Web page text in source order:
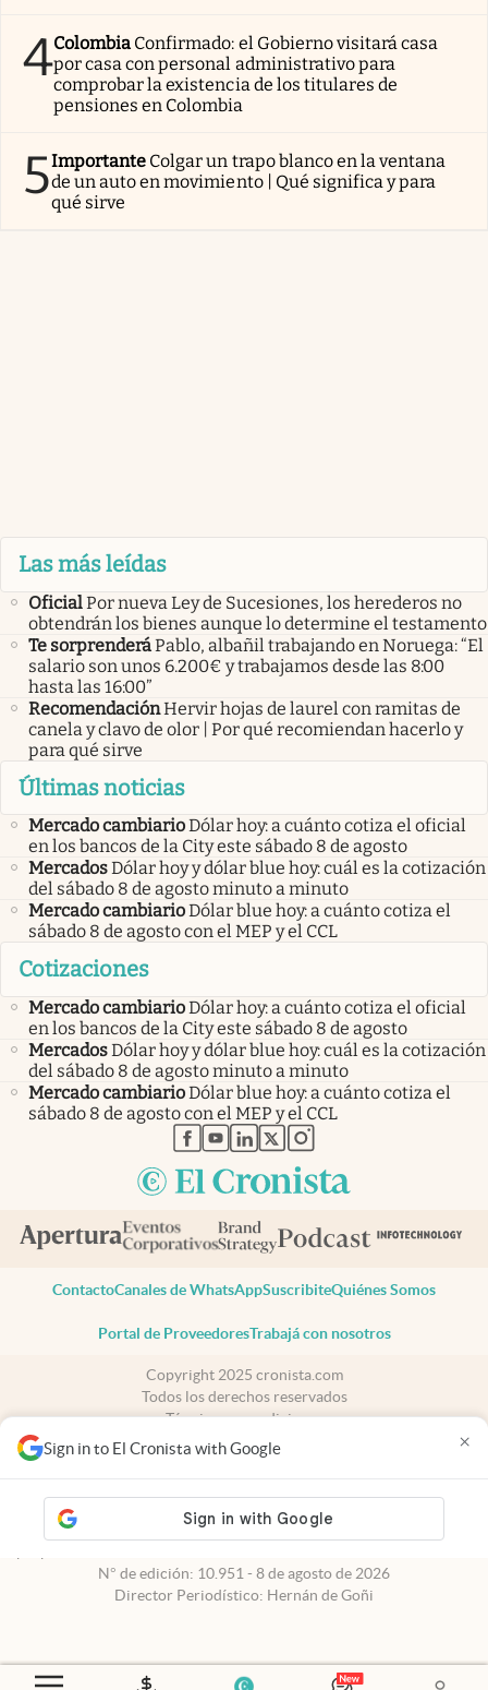
Sign in to El Cronista with Google ×
4Colombia Confirmado: el Gobierno visitará casa
por casa con personal administrativo para
comprobar la existencia de los titulares de
pensiones en Colombia
5Importante Colgar un trapo blanco en la ventana
de un auto en movimiento | Qué significa y para
qué sirve
Las más leídas
OficialPor nueva Ley de Sucesiones, los herederos no
obtendrán los bienes aunque lo determine el testamento
Te sorprenderáPablo, albañil trabajando en Noruega: “El
salario son unos 6.200€ y trabajamos desde las 8:00
hasta las 16:00”
RecomendaciónHervir hojas de laurel con ramitas de
canela y clavo de olor | Por qué recomiendan hacerlo y
para qué sirve
Últimas noticias
Mercado cambiarioDólar hoy: a cuánto cotiza el oficial
en los bancos de la City este sábado 8 de agosto
MercadosDólar hoy y dólar blue hoy: cuál es la cotización
del sábado 8 de agosto minuto a minuto
Mercado cambiarioDólar blue hoy: a cuánto cotiza el
sábado 8 de agosto con el MEP y el CCL
Cotizaciones
Mercado cambiarioDólar hoy: a cuánto cotiza el oficial
en los bancos de la City este sábado 8 de agosto
MercadosDólar hoy y dólar blue hoy: cuál es la cotización
del sábado 8 de agosto minuto a minuto
Mercado cambiarioDólar blue hoy: a cuánto cotiza el
sábado 8 de agosto con el MEP y el CCL
abre en nueva pestaña
abre en nueva pestaña
abre en nueva pestaña
abre en nueva pestaña
abre en nueva pestaña
ContactoCanales de WhatsAppSuscribiteQuiénes Somos
Portal de ProveedoresTrabajá con nosotros
Copyright 2025 cronista.com
Todos los derechos reservados
Términos y condiciones
Privacidad
Consentimiento
cronista.com
es propiedad de El Cronista Comercial S.A Registro de
N° de edición: 10.951 - 8 de agosto de 2026
Director Periodístico: Hernán de Goñi